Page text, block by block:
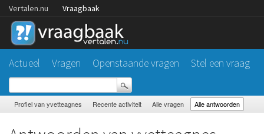
Vertalen.nu Vraagbaak
Actueel Vragen Openstaande vragen Stel een vraag
Profiel van yvetteagnes Recente activiteit Alle vragen Alle antwoorden